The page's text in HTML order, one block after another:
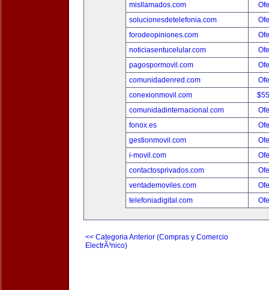
misllamados.com
solucionesdetelefonia.com
forodeopiniones.com
noticiasentucelular.com
pagospormovil.com
comunidadenred.com
conexionmovil.com
comunidadinternacional.com
fonox.es
gestionmovil.com
i-movil.com
contactosprivados.com
ventademoviles.com
telefoniadigital.com
<< Categoria Anterior (Compras y Comercio
ElectrÃ³nico)